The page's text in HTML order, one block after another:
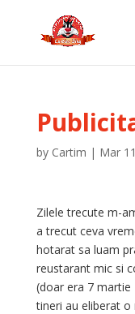
by Cartim | Mar
Zilele trecute m-
a trecut ceva
hotarat sa luam
reustarant mic si
(doar era 7 martie
tineri au eliberat